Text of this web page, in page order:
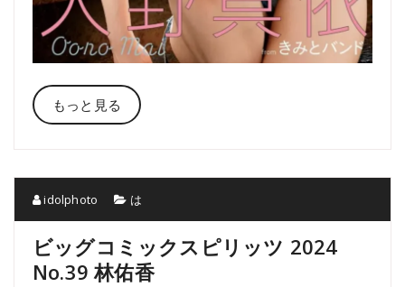
もっと見る
idolphoto は
ビッグコミックスピリッツ 2024
No.39 林佑香